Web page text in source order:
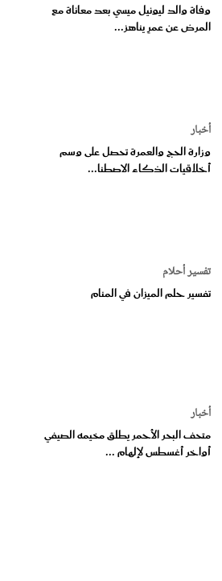
وفاة والد ليونيل ميسي بعد معاناة مع
المرض عن عمرٍ يناهز...
أخبار
وزارة الحج والعمرة تحصل على وسم
أخلاقيات الذكاء الاصطنا...
تفسير أحلام
تفسير حلم الميزان في المنام
أخبار
متحف البحر الأحمر يطلق مخيمه الصيفي
أواخر أغسطس لإلهام ...